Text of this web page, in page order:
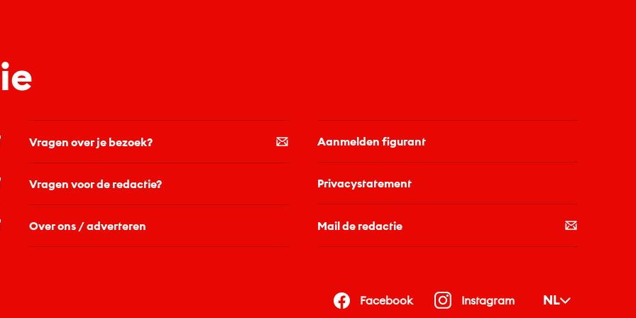
Vragen over je bezoek?
Vragen voor de redactie?
Over ons / adverteren
Aanmelden figurant
Privacystatement
Mail de redactie
Facebook Instagram NL